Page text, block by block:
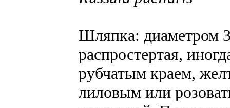
Шляпка: диаметром
распростертая,
рубчатым краем,
лиловым или